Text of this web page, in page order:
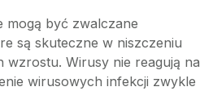
mogą być zwalczane
są skuteczne w niszczeniu
wzrostu. Wirusy nie reagują na
wirusowych infekcji zwykle